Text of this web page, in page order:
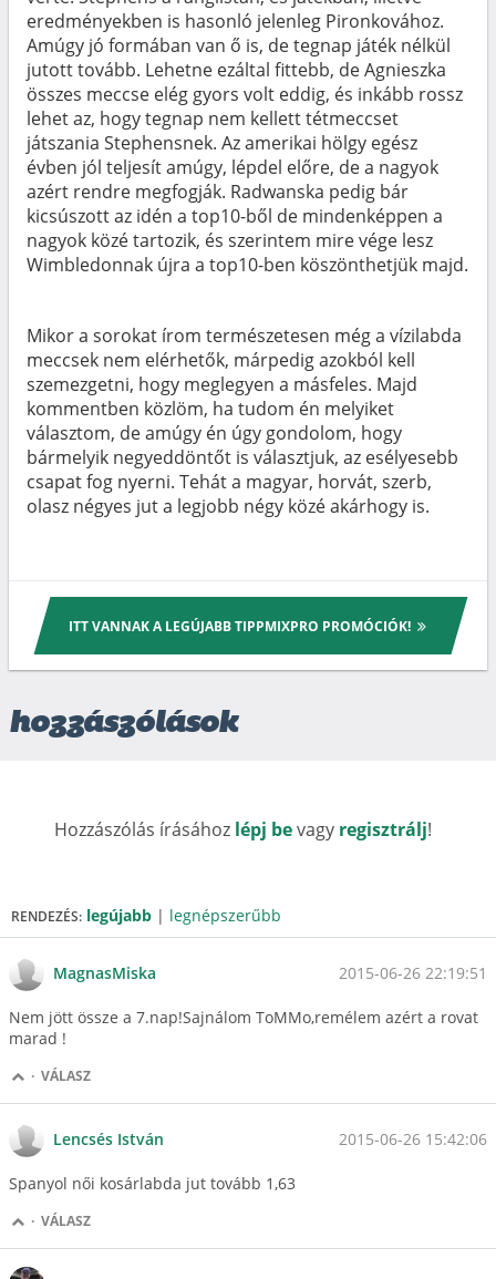
eredményekben is hasonló jelenleg Pironkovához.
Amúgy jó formában van ő is, de tegnap játék nélkül
jutott tovább. Lehetne ezáltal fittebb, de Agnieszka
összes meccse elég gyors volt eddig, és inkább rossz
lehet az, hogy tegnap nem kellett tétmeccset
játszania Stephensnek. Az amerikai hölgy egész
évben jól teljesít amúgy, lépdel előre, de a nagyok
azért rendre megfogják. Radwanska pedig bár
kicsúszott az idén a top10-ből de mindenképpen a
nagyok közé tartozik, és szerintem mire vége lesz
Wimbledonnak újra a top10-ben köszönthetjük majd.
Mikor a sorokat írom természetesen még a vízilabda
meccsek nem elérhetők, márpedig azokból kell
szemezgetni, hogy meglegyen a másfeles. Majd
kommentben közlöm, ha tudom én melyiket
választom, de amúgy én úgy gondolom, hogy
bármelyik negyeddöntőt is választjuk, az esélyesebb
csapat fog nyerni. Tehát a magyar, horvát, szerb,
olasz négyes jut a legjobb négy közé akárhogy is.
ITT VANNAK A LEGÚJABB TIPPMIXPRO PROMÓCIÓK!
hozzászólások
Hozzászólás írásához lépj bevagy regisztrálj!
RENDEZÉS: legújabb | legnépszerűbb
MagnasMiska 2015-06-26 22:19:51
Nem jött össze a 7.nap!Sajnálom ToMMo,remélem azért a rovat
marad !
· VÁLASZ
Lencsés István 2015-06-26 15:42:06
Spanyol női kosárlabda jut tovább 1,63
· VÁLASZ